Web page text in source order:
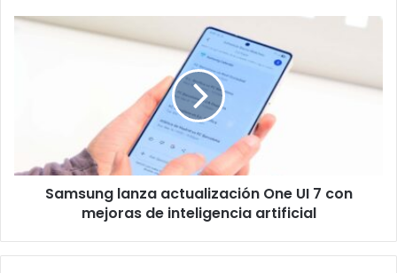
especial
Samsung
de
inteligencia
Samsung lanza actualización One UI 7 con
mejoras de inteligencia artificial